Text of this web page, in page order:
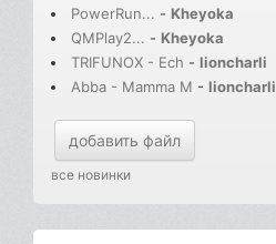
PowerRun... - Kheyoka
QMPlay2... - Kheyoka
TRIFUNOX - Ech - lioncharli
Abba - Mamma M - lioncharli
добавить файл
все новинки